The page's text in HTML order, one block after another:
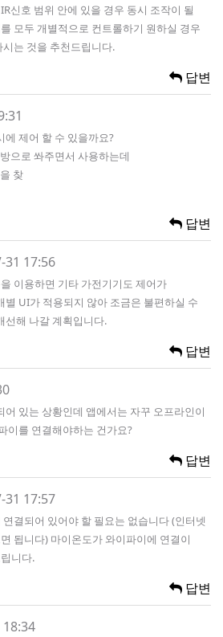
신호 범위 안에 있을 경우 동시 조작이 될
모두 개별적으로 컨트롤하기 원하실 경우
는 것을 추천드립니다.
답변
에 제어 할 수 있을까요?
으로 쏴주면서 사용하는데
찾
답변
31 17:56
이용하면 기타 가전기기도 제어가
별 UI가 적용되지 않아 조금은 불편하실 수
선해 나갈 계획입니다.
답변
있는 상황인데 앱에서는 자꾸 오프라인이
이를 연결해야하는 건가요?
답변
31 17:57
결되어 있어야 할 필요는 없습니다 (인터넷
됩니다) 마이온도가 와이파이에 연결이
니다.
답변
18:34